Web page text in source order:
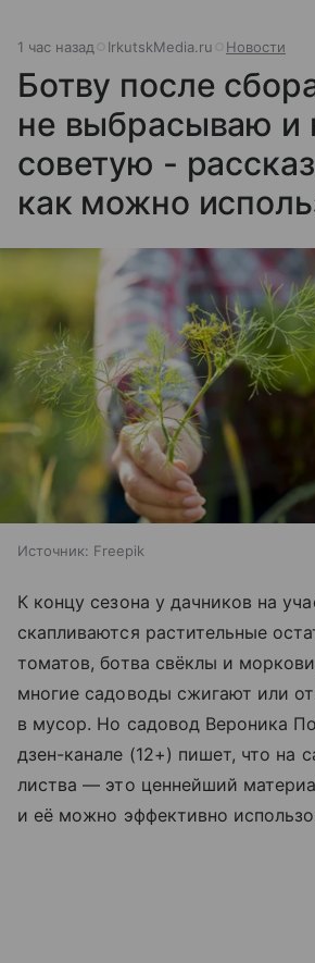
1 час назад IrkutskMedia.ru Новости
Ботву после
не выбрасываю и
советую -
как можно
Источник: Freepik
К концу сезона у дачников на
скапливаются растительные
томатов, ботва свёклы и
многие садоводы сжигают или
в мусор. Но садовод Вероника
дзен-канале (12+) пишет, что на
листва — это ценнейший
и её можно эффективно